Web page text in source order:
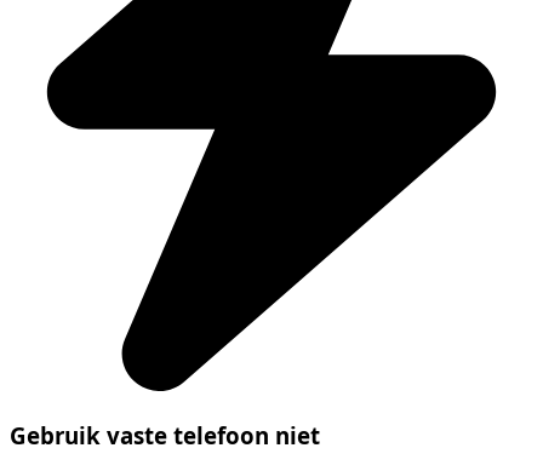
Gebruik vaste telefoon niet